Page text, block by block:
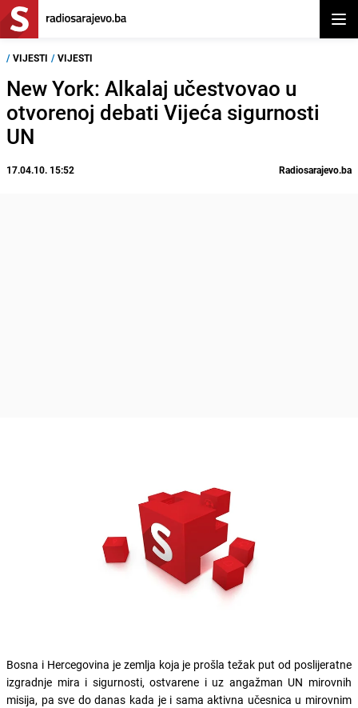
/ VIJESTI / VIJESTI
New York: Alkalaj učestvovao u
otvorenoj debati Vijeća sigurnosti
UN
17.04.10. 15:52 Radiosarajevo.ba
Bosna i Hercegovina je zemlja koja je prošla težak put od poslijeratne
izgradnje mira i sigurnosti, ostvarene i uz angažman UN mirovnih
misija, pa sve do danas kada je i sama aktivna učesnica u mirovnim